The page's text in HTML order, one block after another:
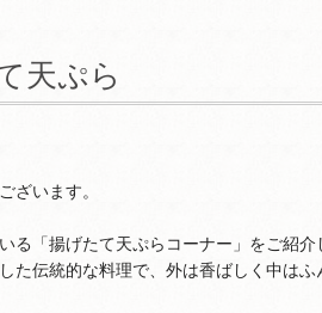
天ぷら
ざいます。
る「揚げたて天ぷらコーナー」をご紹
伝統的な料理で、外は香ばしく中はふ